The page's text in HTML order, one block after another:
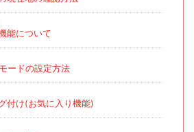
能について
ードの設定方法
付け(お気に入り機能)